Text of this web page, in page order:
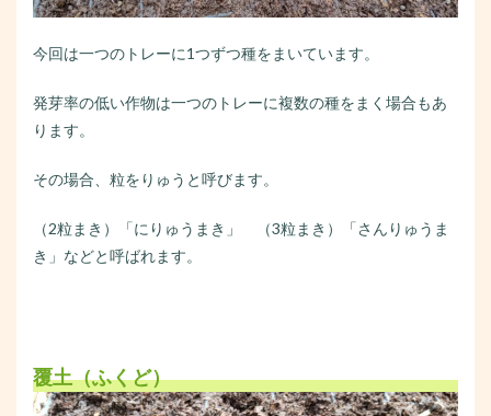
今回は一つのトレーに1つずつ種をまいています。
発芽率の低い作物は一つのトレーに複数の種をまく場合もあ
ります。
その場合、粒をりゅうと呼びます。
（2粒まき）「にりゅうまき」 （3粒まき）「さんりゅうま
き」などと呼ばれます。
覆土（ふくど）